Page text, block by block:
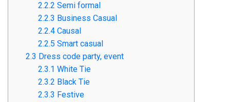
2.2.2 Semi formal
2.2.3 Business Casual
2.2.4 Causal
2.2.5 Smart casual
2.3 Dress code party, event
2.3.1 White Tie
2.3.2 Black Tie
2.3.3 Festive